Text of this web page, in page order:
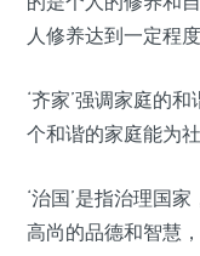
人修养达到一定程
‘齐家’强调家庭的
个和谐的家庭能为
‘治国’是指治理国
高尚的品德和智慧